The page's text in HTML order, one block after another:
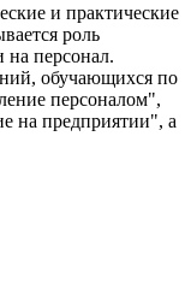
и практические
роль
на персонал.
обучающихся по
персоналом",
на предприятии", а